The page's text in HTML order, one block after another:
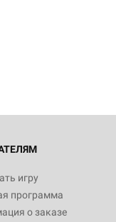
игру
программа
о заказе